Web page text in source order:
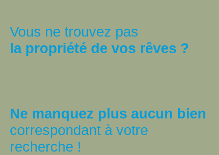
Vous ne trouvez pas
la propriété de vos rêves ?
Ne manquez plus aucun bien
correspondant à votre
recherche !